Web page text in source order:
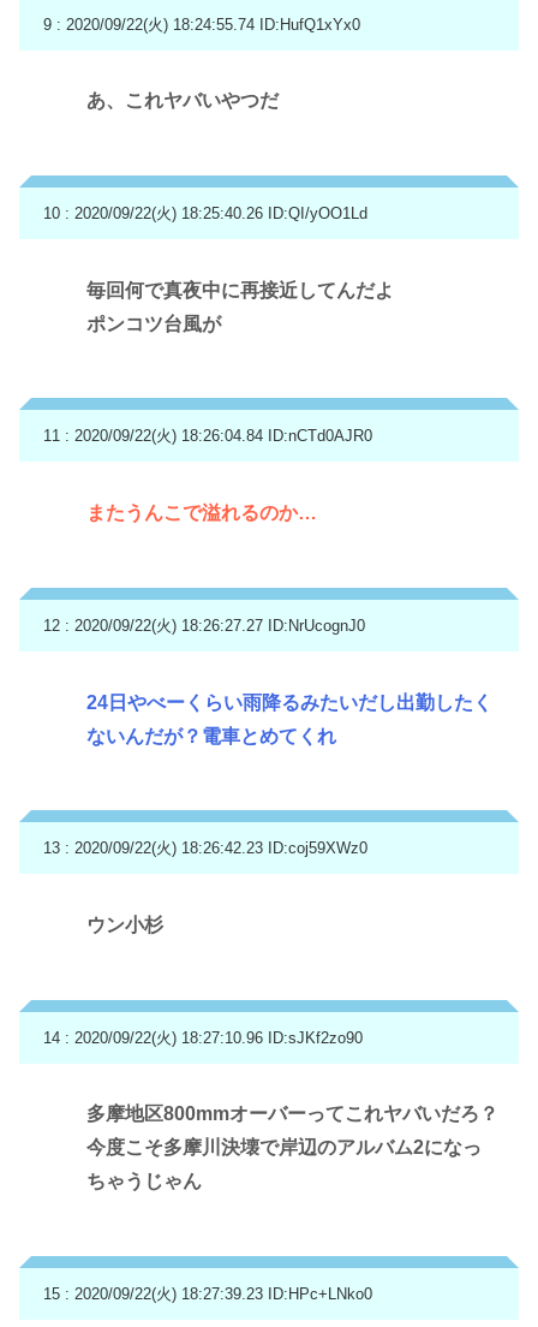
9 : 2020/09/22(火) 18:24:55.74 ID:HufQ1xYx0
あ、これヤバいやつだ
10 : 2020/09/22(火) 18:25:40.26 ID:QI/yOO1Ld
毎回何で真夜中に再接近してんだよ
ポンコツ台風が
11 : 2020/09/22(火) 18:26:04.84 ID:nCTd0AJR0
またうんこで溢れるのか…
12 : 2020/09/22(火) 18:26:27.27 ID:NrUcognJ0
24日やべーくらい雨降るみたいだし出勤したく
ないんだが？電車とめてくれ
13 : 2020/09/22(火) 18:26:42.23 ID:coj59XWz0
ウン小杉
14 : 2020/09/22(火) 18:27:10.96 ID:sJKf2zo90
多摩地区800mmオーバーってこれヤバいだろ？
今度こそ多摩川決壊で岸辺のアルバム2になっ
ちゃうじゃん
15 : 2020/09/22(火) 18:27:39.23 ID:HPc+LNko0